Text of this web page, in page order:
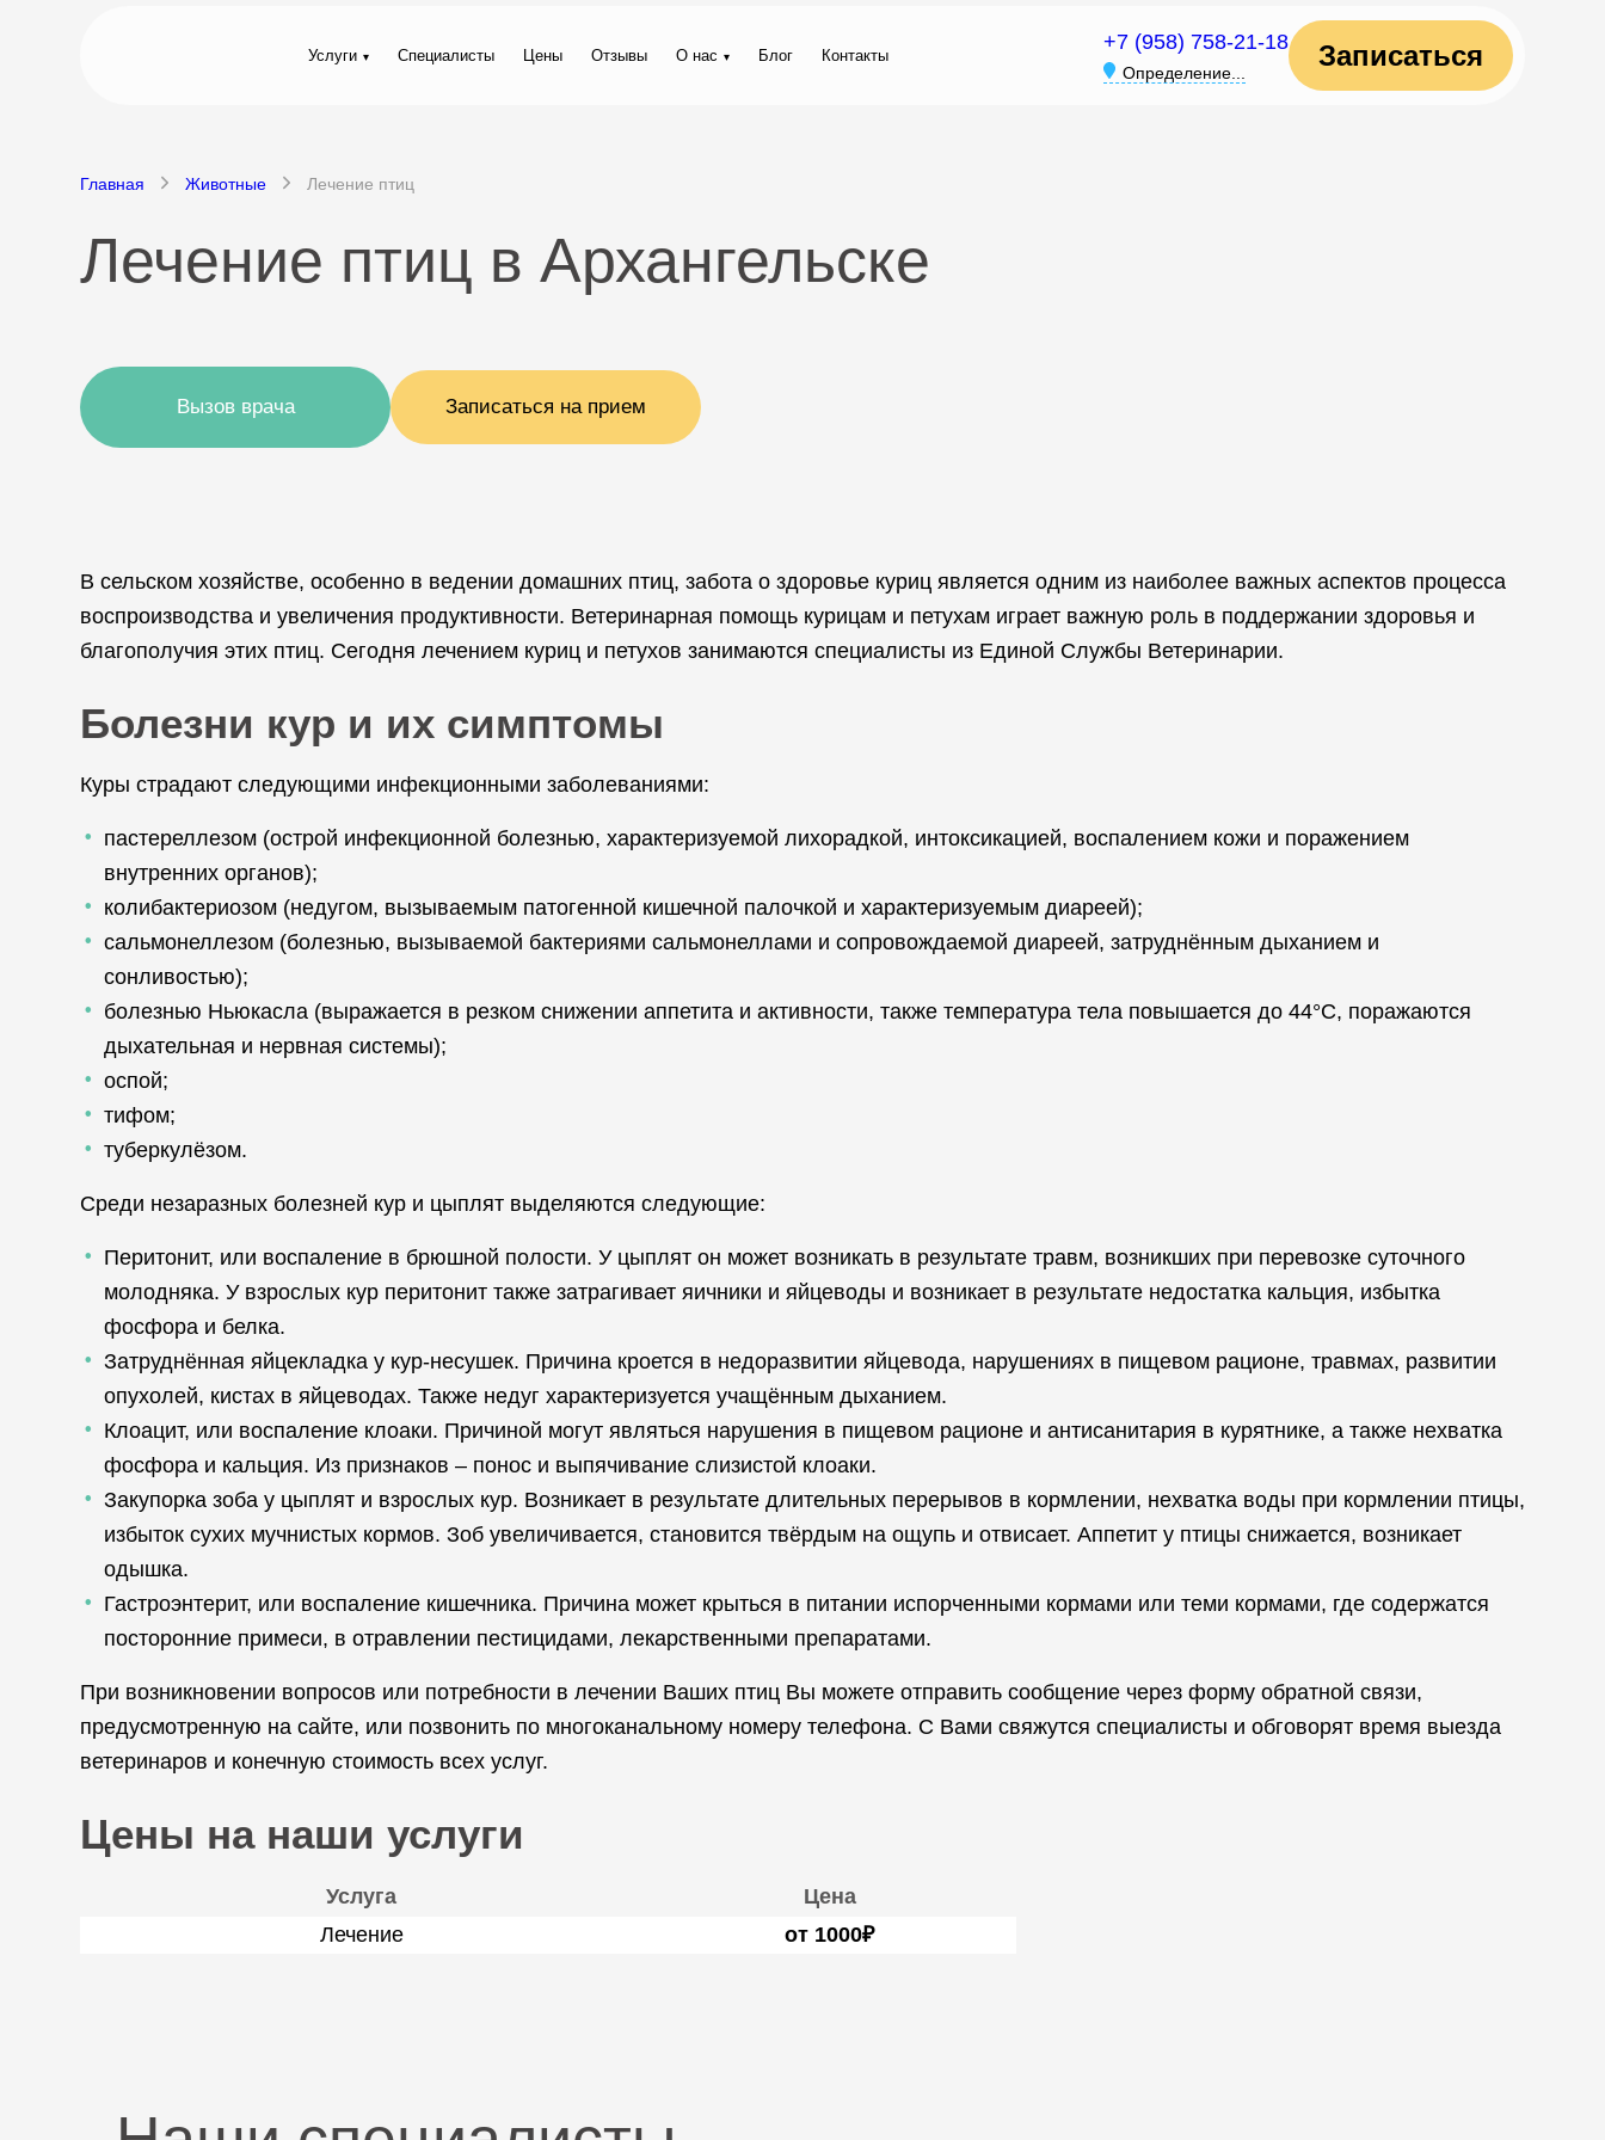
Услуги Специалисты Цены Отзывы О нас Блог Контакты
+7 (958) 758-21-18
Определение...
Записаться
Главная Животные Лечение птиц
Лечение птиц в Архангельске
Вызов врача Записаться на прием
В сельском хозяйстве, особенно в ведении домашних птиц, забота о здоровье куриц является одним из наиболее важных аспектов процесса
воспроизводства и увеличения продуктивности. Ветеринарная помощь курицам и петухам играет важную роль в поддержании здоровья и
благополучия этих птиц. Сегодня лечением куриц и петухов занимаются специалисты из Единой Службы Ветеринарии.
Болезни кур и их симптомы
Куры страдают следующими инфекционными заболеваниями:
пастереллезом (острой инфекционной болезнью, характеризуемой лихорадкой, интоксикацией, воспалением кожи и поражением
внутренних органов);
колибактериозом (недугом, вызываемым патогенной кишечной палочкой и характеризуемым диареей);
сальмонеллезом (болезнью, вызываемой бактериями сальмонеллами и сопровождаемой диареей, затруднённым дыханием и
сонливостью);
болезнью Ньюкасла (выражается в резком снижении аппетита и активности, также температура тела повышается до 44°C, поражаются
дыхательная и нервная системы);
оспой;
тифом;
туберкулёзом.
Среди незаразных болезней кур и цыплят выделяются следующие:
Перитонит, или воспаление в брюшной полости. У цыплят он может возникать в результате травм, возникших при перевозке суточного
молодняка. У взрослых кур перитонит также затрагивает яичники и яйцеводы и возникает в результате недостатка кальция, избытка
фосфора и белка.
Затруднённая яйцекладка у кур-несушек. Причина кроется в недоразвитии яйцевода, нарушениях в пищевом рационе, травмах, развитии
опухолей, кистах в яйцеводах. Также недуг характеризуется учащённым дыханием.
Клоацит, или воспаление клоаки. Причиной могут являться нарушения в пищевом рационе и антисанитария в курятнике, а также нехватка
фосфора и кальция. Из признаков – понос и выпячивание слизистой клоаки.
Закупорка зоба у цыплят и взрослых кур. Возникает в результате длительных перерывов в кормлении, нехватка воды при кормлении птицы,
избыток сухих мучнистых кормов. Зоб увеличивается, становится твёрдым на ощупь и отвисает. Аппетит у птицы снижается, возникает
одышка.
Гастроэнтерит, или воспаление кишечника. Причина может крыться в питании испорченными кормами или теми кормами, где содержатся
посторонние примеси, в отравлении пестицидами, лекарственными препаратами.
При возникновении вопросов или потребности в лечении Ваших птиц Вы можете отправить сообщение через форму обратной связи,
предусмотренную на сайте, или позвонить по многоканальному номеру телефона. С Вами свяжутся специалисты и обговорят время выезда
ветеринаров и конечную стоимость всех услуг.
Цены на наши услуги
Услуга
Цена
Лечение
от 1000₽